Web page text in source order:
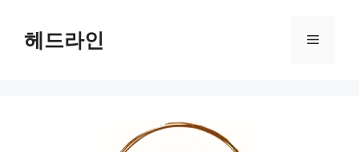
헤드라인 메